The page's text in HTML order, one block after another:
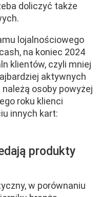
doliczyć także
lojalnościowego
na koniec 2024
klientów, czyli mniej
aktywnych
osoby powyżej
roku klienci
innych kart:
produkty
w porównaniu